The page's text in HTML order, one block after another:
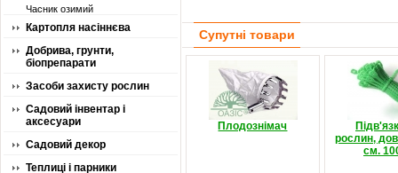
Часник озимий
Картопля насіннєва
Добрива, грунти,
біопрепарати
Засоби захисту рослин
Садовий інвентар і
аксесуари
Садовий декор
Теплиці і парники
Супутні товари
Плодознімач
рослин,
см.